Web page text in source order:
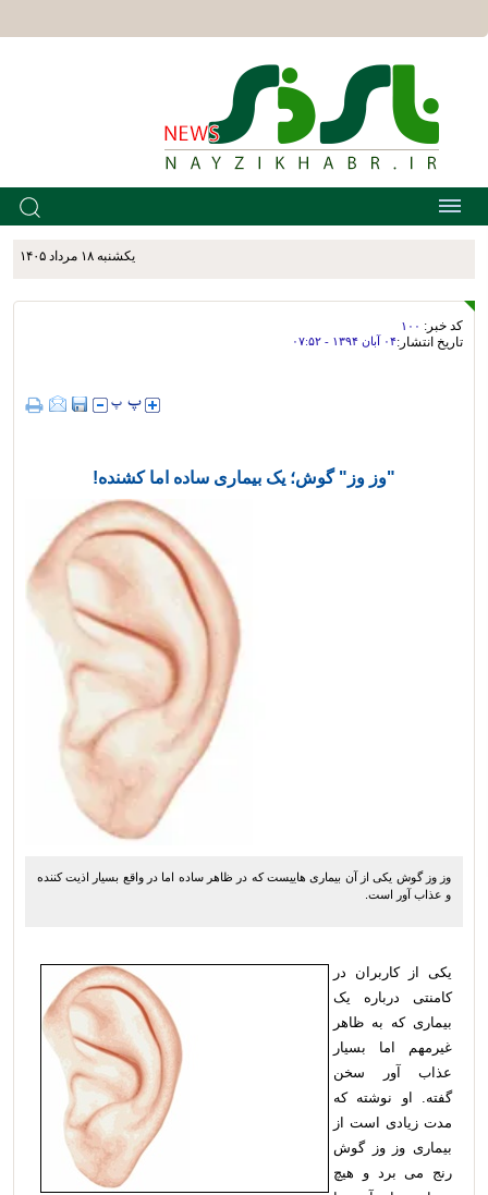
يکشنبه ۱۸ مرداد ۱۴۰۵
کد خبر: ۱۰۰
تاریخ انتشار:۰۴ آبان ۱۳۹۴ - ۰۷:۵۲
"وز وز" گوش؛ یک بیماری ساده اما کشنده!
وز وز گوش یکی از آن بیماری هاییست که در ظاهر ساده اما در واقع بسیار اذیت کننده
و عذاب آور است.
یکی از کاربران در
کامنتی درباره یک
بیماری که به ظاهر
غیرمهم اما بسیار
عذاب آور سخن
گفته. او نوشته که
مدت زیادی است از
بیماری وز وز گوش
رنج می برد و هیچ